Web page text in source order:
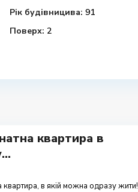
Рік будівницива: 91
Поверх: 2
квартира в
квартира, в якій можна одразу жити!